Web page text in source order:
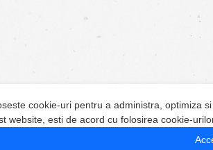
cookie-uri pentru a administra, optimiza
website, esti de acord cu folosirea cookie-